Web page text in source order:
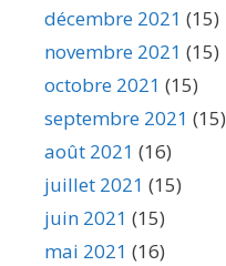
décembre 2021 (15)
novembre 2021 (15)
octobre 2021 (15)
septembre 2021 (15)
août 2021 (16)
juillet 2021 (15)
juin 2021 (15)
mai 2021 (16)